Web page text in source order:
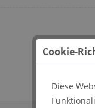
Cookie-
Diese